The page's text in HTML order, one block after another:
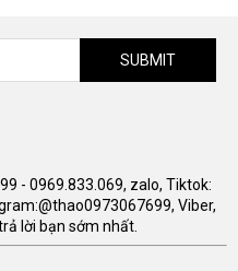
SUBMIT
- 0969.833.069, zalo, Tiktok:
Viber,
lời bạn sớm nhất.